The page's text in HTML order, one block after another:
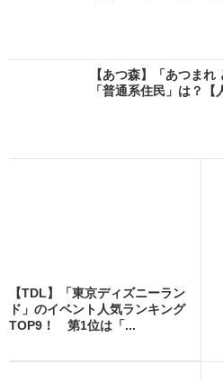
【あつ森】「あつま
「普通系住民」は？【
【TDL】「東京ディズニーラン
ド」のイベント人気ランキング
TOP9！ 第1位は「...